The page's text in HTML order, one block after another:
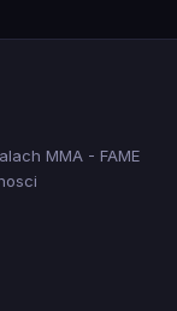
MMA - FAME